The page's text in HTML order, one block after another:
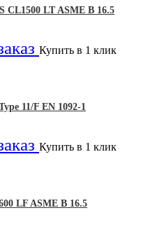
CL1500 LT ASME B 16.5
Купить в 1 клик
11/F EN 1092-1
Купить в 1 клик
LF ASME B 16.5